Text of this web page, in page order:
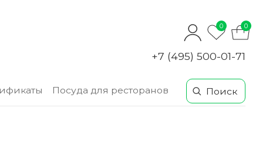
0 0
+7 (495) 500-01-71
Посуда для ресторанов